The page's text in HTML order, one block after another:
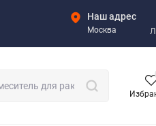
Наш адрес
Москва